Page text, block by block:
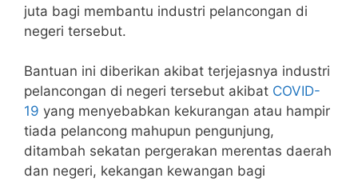
juta bagi membantu industri pelancongan di
negeri tersebut.
Bantuan ini diberikan akibat terjejasnya industri
pelancongan di negeri tersebut akibat COVID-
19 yang menyebabkan kekurangan atau hampir
tiada pelancong mahupun pengunjung,
ditambah sekatan pergerakan merentas daerah
dan negeri, kekangan kewangan bagi